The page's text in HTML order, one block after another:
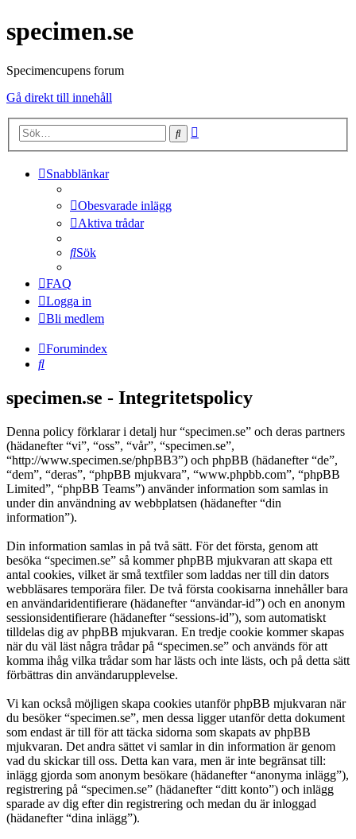
specimen.se
Specimencupens forum
Gå direkt till innehåll
Sök
Snabblänkar
Obesvarade inlägg
Aktiva trådar
Sök
FAQ
Logga in
Bli medlem
Forumindex
Sök
specimen.se - Integritetspolicy
Denna policy förklarar i detalj hur “specimen.se” och deras partners
(hädanefter “vi”, “oss”, “vår”, “specimen.se”,
“http://www.specimen.se/phpBB3”) och phpBB (hädanefter “de”,
“dem”, “deras”, “phpBB mjukvara”, “www.phpbb.com”, “phpBB
Limited”, “phpBB Teams”) använder information som samlas in
under din användning av webbplatsen (hädanefter “din
information”).
Din information samlas in på två sätt. För det första, genom att
besöka “specimen.se” så kommer phpBB mjukvaran att skapa ett
antal cookies, vilket är små textfiler som laddas ner till din dators
webbläsares temporära filer. De två första cookisarna innehåller bara
en användaridentifierare (hädanefter “användar-id”) och en anonym
sessionsidentifierare (hädanefter “sessions-id”), som automatiskt
tilldelas dig av phpBB mjukvaran. En tredje cookie kommer skapas
när du väl läst några trådar på “specimen.se” och används för att
komma ihåg vilka trådar som har lästs och inte lästs, och på detta sätt
förbättras din användarupplevelse.
Vi kan också möjligen skapa cookies utanför phpBB mjukvaran när
du besöker “specimen.se”, men dessa ligger utanför detta dokument
som endast är till för att täcka sidorna som skapats av phpBB
mjukvaran. Det andra sättet vi samlar in din information är genom
vad du skickar till oss. Detta kan vara, men är inte begränsat till:
inlägg gjorda som anonym besökare (hädanefter “anonyma inlägg”),
registrering på “specimen.se” (hädanefter “ditt konto”) och inlägg
sparade av dig efter din registrering och medan du är inloggad
(hädanefter “dina inlägg”).